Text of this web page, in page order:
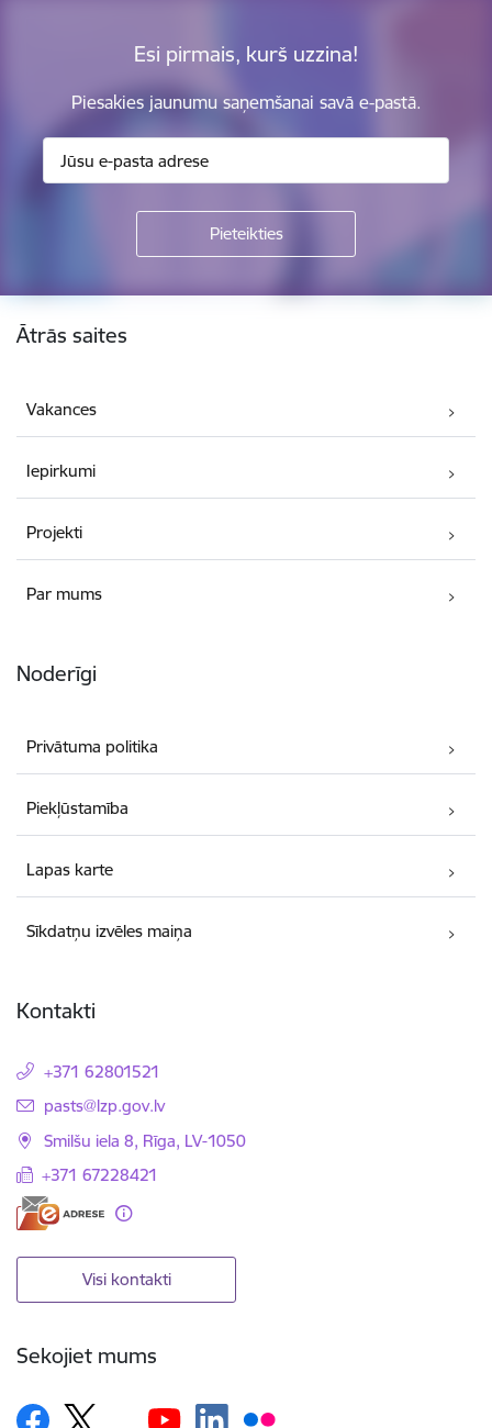
Esi pirmais, kurš uzzina!
Piesakies jaunumu saņemšanai savā e-pastā.
Kājene
Ātrās saites
Vakances
Iepirkumi
Projekti
Par mums
Noderīgi
Privātuma politika
Piekļūstamība
Lapas karte
Sīkdatņu izvēles maiņa
Kontakti
+371 62801521
E-pasts:
pasts@lzp.gov.lv
Smilšu iela 8, Rīga, LV-1050
+371 67228421
Visi kontakti
Sekojiet mums